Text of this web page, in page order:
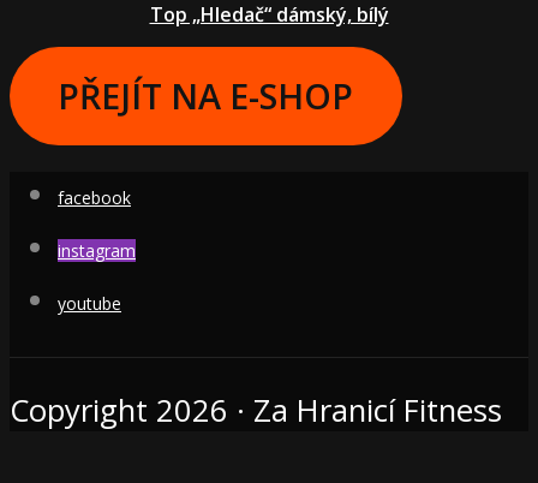
Top „Hledač“ dámský, bílý
PŘEJÍT NA E-SHOP
facebook
instagram
youtube
Copyright 2026 · Za Hranicí Fitness